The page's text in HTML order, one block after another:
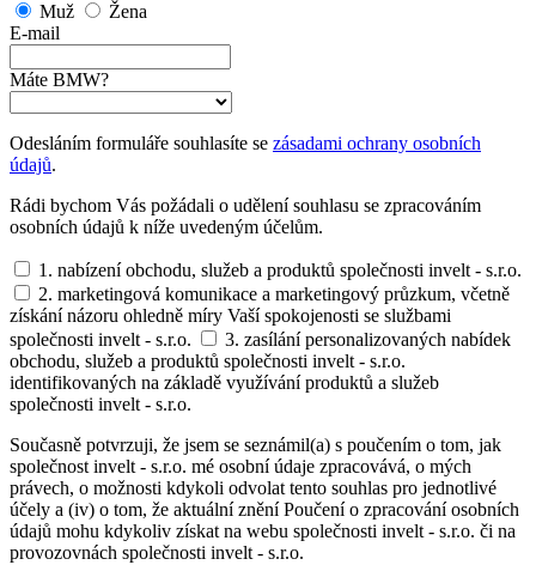
Muž
Žena
E-mail
Máte BMW?
Odesláním formuláře souhlasíte se zásadami ochrany osobních
údajů.
Rádi bychom Vás požádali o udělení souhlasu se zpracováním
osobních údajů k níže uvedeným účelům.
1. nabízení obchodu, služeb a produktů společnosti invelt - s.r.o.
2. marketingová komunikace a marketingový průzkum, včetně
získání názoru ohledně míry Vaší spokojenosti se službami
společnosti invelt - s.r.o.
3. zasílání personalizovaných nabídek
obchodu, služeb a produktů společnosti invelt - s.r.o.
identifikovaných na základě využívání produktů a služeb
společnosti invelt - s.r.o.
Současně potvrzuji, že jsem se seznámil(a) s poučením o tom, jak
společnost invelt - s.r.o. mé osobní údaje zpracovává, o mých
právech, o možnosti kdykoli odvolat tento souhlas pro jednotlivé
účely a (iv) o tom, že aktuální znění Poučení o zpracování osobních
údajů mohu kdykoliv získat na webu společnosti invelt - s.r.o. či na
provozovnách společnosti invelt - s.r.o.